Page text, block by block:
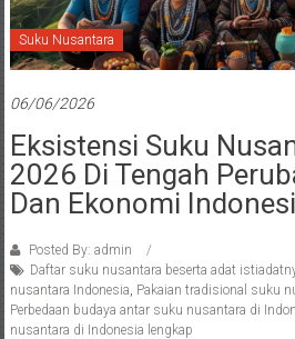
Suku Nusantara
06/06/2026
Eksistensi Suku
2026 Di Tengah
Dan Ekonomi
Posted By: admin
Daftar suku nusantara beserta adat
nusantara Indonesia Pakaian tradisional suku
Perbedaan budaya antar suku nusantara di
nusantara di Indonesia lengkap